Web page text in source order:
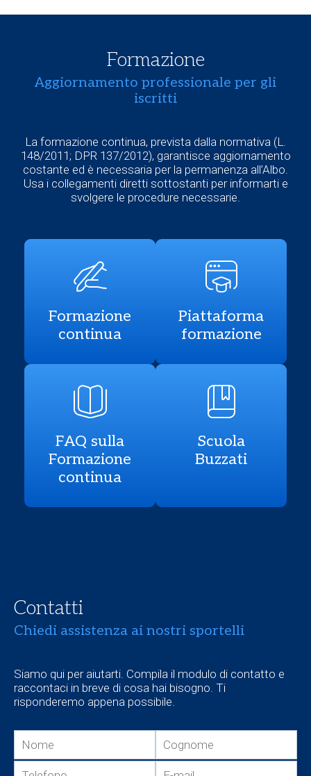
Formazione
Aggiornamento professionale per gli
iscritti
La formazione continua, prevista dalla normativa (L.
148/2011; DPR 137/2012), garantisce aggiornamento
costante ed è necessaria per la permanenza all’Albo.
Usa i collegamenti diretti sottostanti per informarti e
svolgere le procedure necessarie.
Formazione
continua
Piattaforma
formazione
FAQ sulla
Formazione
continua
Scuola
Buzzati
Contatti
Chiedi assistenza ai nostri sportelli
Siamo qui per aiutarti. Compila il modulo di contatto e
raccontaci in breve di cosa hai bisogno. Ti
risponderemo appena possibile.